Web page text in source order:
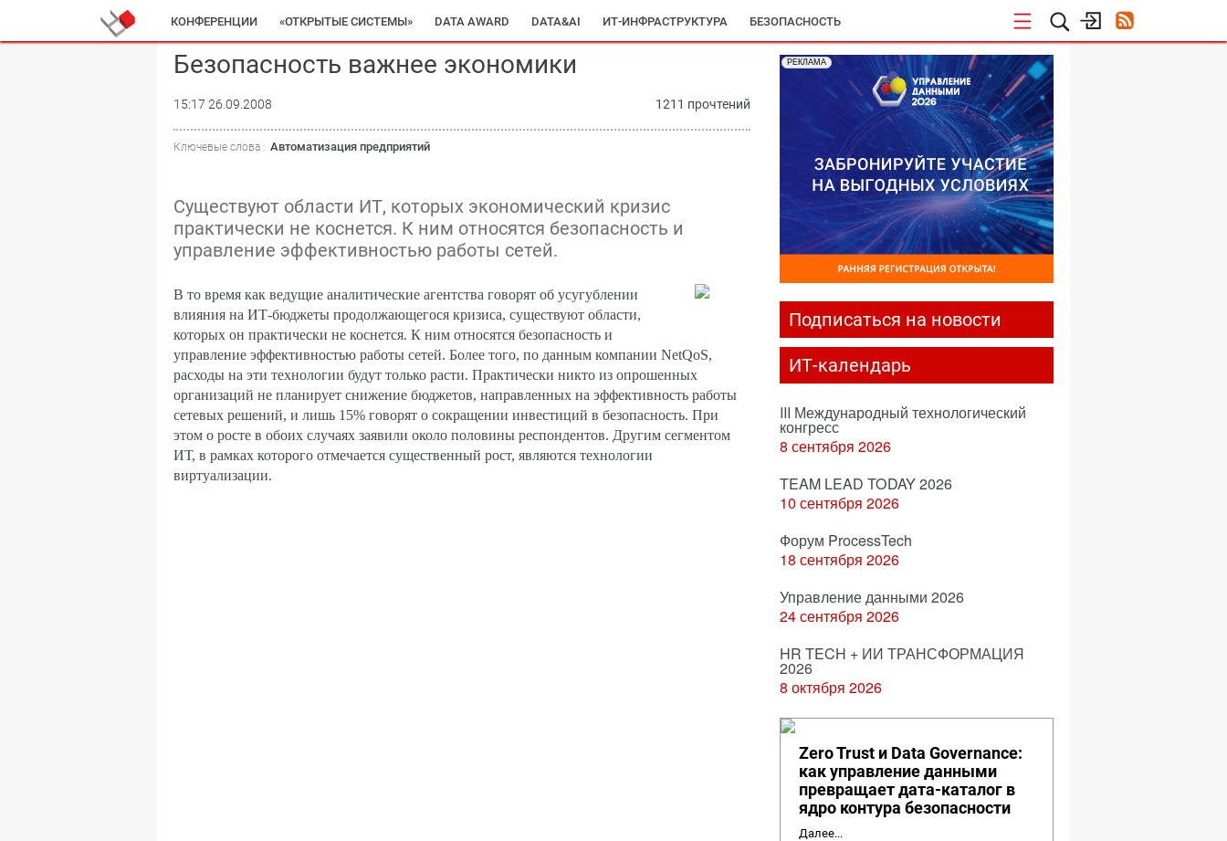
КОНФЕРЕНЦИИ «ОТКРЫТЫЕ СИСТЕМЫ» DATA AWARD DATA&AI ИТ-ИНФРАСТРУКТУРА БЕЗОПАСНОСТЬ
Безопасность важнее экономики
15:17 26.09.2008 1211 прочтений
Ключевые слова : Автоматизация предприятий
Существуют области ИТ, которых экономический кризис
практически не коснется. К ним относятся безопасность и
управление эффективностью работы сетей.
В то время как ведущие аналитические агентства говорят об усугублении
влияния на ИТ-бюджеты продолжающегося кризиса, существуют области,
которых он практически не коснется. К ним относятся безопасность и
управление эффективностью работы сетей. Более того, по данным компании NetQoS,
расходы на эти технологии будут только расти. Практически никто из опрошенных
организаций не планирует снижение бюджетов, направленных на эффективность работы
сетевых решений, и лишь 15% говорят о сокращении инвестиций в безопасность. При
этом о росте в обоих случаях заявили около половины респондентов. Другим сегментом
ИТ, в рамках которого отмечается существенный рост, являются технологии
виртуализации.
РЕКЛАМА
Подписаться на новости
ИТ-календарь
III Международный технологический
конгресс
8 сентября 2026
TEAM LEAD TODAY 2026
10 сентября 2026
Форум ProcessTech
18 сентября 2026
Управление данными 2026
24 сентября 2026
HR TECH + ИИ ТРАНСФОРМАЦИЯ
2026
8 октября 2026
Zero Trust и Data Governance:
как управление данными
превращает дата-каталог в
ядро контура безопасности
Далее...